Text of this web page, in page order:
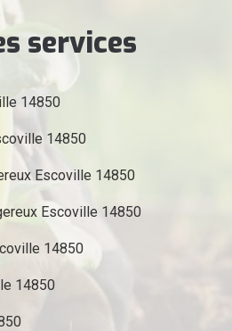
services
14850
14850
Escoville 14850
Escoville 14850
14850
14850